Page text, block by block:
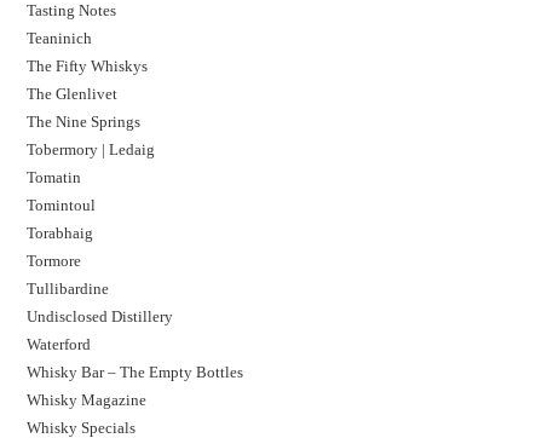
Tasting Notes
Teaninich
The Fifty Whiskys
The Glenlivet
The Nine Springs
Tobermory | Ledaig
Tomatin
Tomintoul
Torabhaig
Tormore
Tullibardine
Undisclosed Distillery
Waterford
Whisky Bar – The Empty Bottles
Whisky Magazine
Whisky Specials